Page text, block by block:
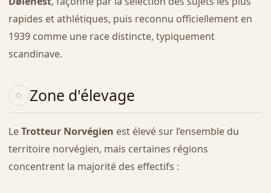
rapides et athlétiques, puis reconnu officiellement en
1939 comme une race distincte, typiquement
scandinave.
Zone d'élevage
LeTrotteur Norvégien est élevé sur l’ensemble du
territoire norvégien, mais certaines régions
concentrent la majorité des effectifs :